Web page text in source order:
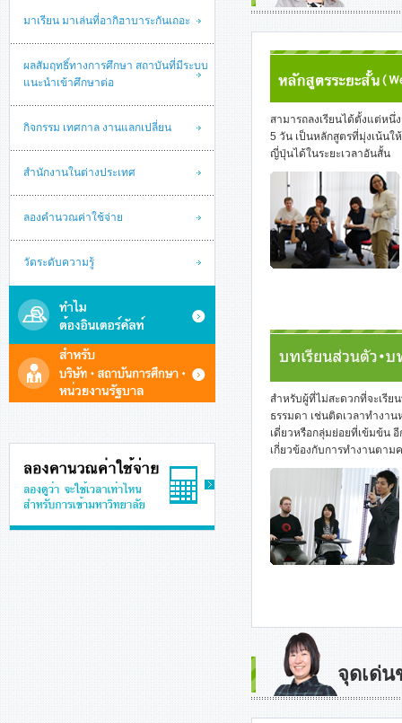
สามารถลงเรียนได้ตั้งแต่หนึ่
5 วัน เป็นหลักสูตรที่มุ่งเน้นใ
ญี่ปุ่นได้ในระยะเวลาอันสั้น
สำหรับผู้ที่ไม่สะดวกที่จะเรีย
ธรรมดา เช่นติดเวลาทำงาน
เดี่ยวหรือกลุ่มย่อยที่เข้มข้น อี
เกี่ยวข้องกับการทำงานตาม
จุดเด่น
มาเรียน มาเล่นที่อากิฮาบาระกันเถอะ
ผลสัมฤทธิ์ทางการศึกษา สถาบันที่มีระบบ
แนะนำเข้าศึกษาต่อ
กิจกรรม เทศกาล งานแลกเปลี่ยน
สำนักงานในต่างประเทศ
ลองคำนวณค่าใช้จ่าย
วัดระดับความรู้